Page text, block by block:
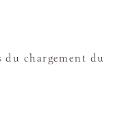
chargement du